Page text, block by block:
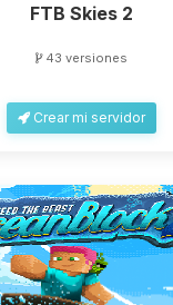
FTB Skies 2
43 versiones
Crear mi servidor